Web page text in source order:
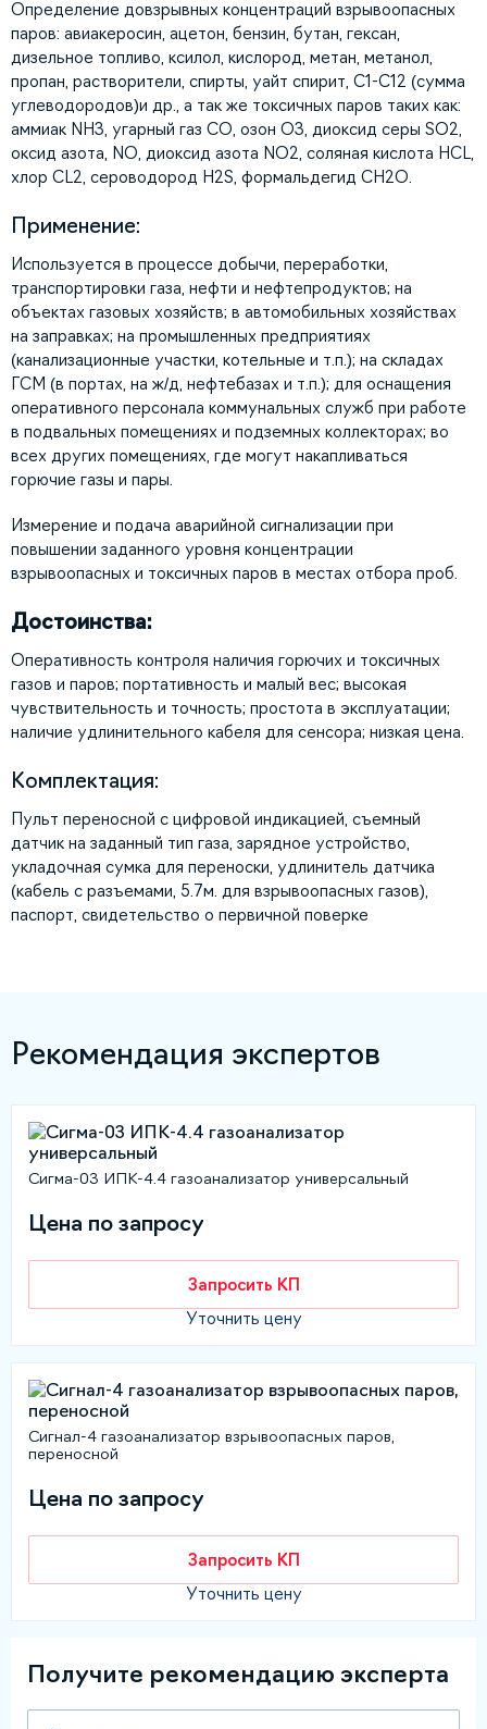
Определение довзрывных концентраций взрывоопасных
паров: авиакеросин, ацетон, бензин, бутан, гексан,
дизельное топливо, ксилол, кислород, метан, метанол,
пропан, растворители, спирты, уайт спирит, С1-С12 (сумма
углеводородов)и др., а так же токсичных паров таких как:
аммиак NH3, угарный газ CO, озон O3, диоксид серы SO2,
оксид азота, NO, диоксид азота NO2, соляная кислота HCL,
хлор CL2, сероводород H2S, формальдегид CH2O.
Применение:
Используется в процессе добычи, переработки,
транспортировки газа, нефти и нефтепродуктов; на
объектах газовых хозяйств; в автомобильных хозяйствах
на заправках; на промышленных предприятиях
(канализационные участки, котельные и т.п.); на складах
ГСМ (в портах, на ж/д, нефтебазах и т.п.); для оснащения
оперативного персонала коммунальных служб при работе
в подвальных помещениях и подземных коллекторах; во
всех других помещениях, где могут накапливаться
горючие газы и пары.
Измерение и подача аварийной сигнализации при
повышении заданного уровня концентрации
взрывоопасных и токсичных паров в местах отбора проб.
Достоинства:
Оперативность контроля наличия горючих и токсичных
газов и паров; портативность и малый вес; высокая
чувствительность и точность; простота в эксплуатации;
наличие удлинительного кабеля для сенсора; низкая цена.
Комплектация:
Пульт переносной с цифровой индикацией, съемный
датчик на заданный тип газа, зарядное устройство,
укладочная сумка для переноски, удлинитель датчика
(кабель с разъемами, 5.7м. для взрывоопасных газов),
паспорт, свидетельство о первичной поверке
Рекомендация экспертов
Сигма-03 ИПК-4.4 газоанализатор универсальный
Цена по запросу
Запросить КП
Уточнить цену
Сигнал-4 газоанализатор взрывоопасных паров,
переносной
Цена по запросу
Запросить КП
Уточнить цену
Получите рекомендацию эксперта